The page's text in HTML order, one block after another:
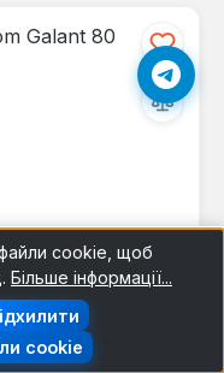
80
cookie, щоб
Більше інформації...
cookie